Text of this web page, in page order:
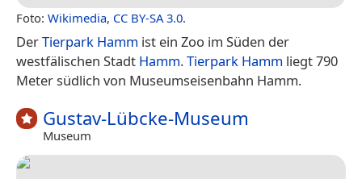
Foto: Wikimedia, CC BY-SA 3.0.
DerTierpark Hamm ist ein Zoo im Süden der
westfälischen Stadt Hamm.Tierpark Hamm liegt 790
Meter südlich von Museumseisenbahn Hamm.
Gustav-Lübcke-Museum
Museum